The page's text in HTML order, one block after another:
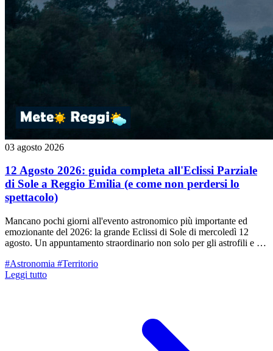
03 agosto 2026
12 Agosto 2026: guida completa all'Eclissi Parziale
di Sole a Reggio Emilia (e come non perdersi lo
spettacolo)
Mancano pochi giorni all'evento astronomico più importante ed
emozionante del 2026: la grande Eclissi di Sole di mercoledì 12
agosto. Un appuntamento straordinario non solo per gli astrofili e gli
come questo lasciano un ricordo indelebile, ed è fondamentale farsi
trovare pronti per viverli al meglio. Spesso, tuttavia, i mass media
quali sono le insidie da considerare e quali siano le condizioni ideali
#Astronomia #Territorio
Leggi tutto